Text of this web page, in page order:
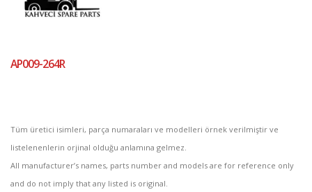
AP009-264R
Tüm üretici isimleri, parça numaraları ve modelleri örnek verilmiştir ve
listelenenlerin orjinal olduğu anlamına gelmez.
All manufacturer’s names, parts number and models are for reference only
and do not imply that any listed is original.